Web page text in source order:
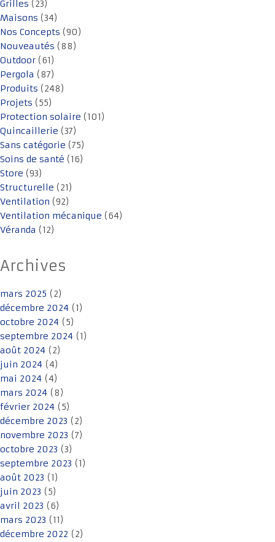
Grilles (23)
Maisons (34)
Nos Concepts (90)
Nouveautés (88)
Outdoor (61)
Pergola (87)
Produits (248)
Projets (55)
Protection solaire (101)
Quincaillerie (37)
Sans catégorie (75)
Soins de santé (16)
Store (93)
Structurelle (21)
Ventilation (92)
Ventilation mécanique (64)
Véranda (12)
Archives
mars 2025 (2)
décembre 2024 (1)
octobre 2024 (5)
septembre 2024 (1)
août 2024 (2)
juin 2024 (4)
mai 2024 (4)
mars 2024 (8)
février 2024 (5)
décembre 2023 (2)
novembre 2023 (7)
octobre 2023 (3)
septembre 2023 (1)
août 2023 (1)
juin 2023 (5)
avril 2023 (6)
mars 2023 (11)
décembre 2022 (2)